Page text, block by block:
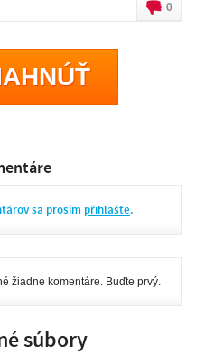
0
sa prosím přihlašte.
žiadne komentáre. Buďte prvý.
súbory